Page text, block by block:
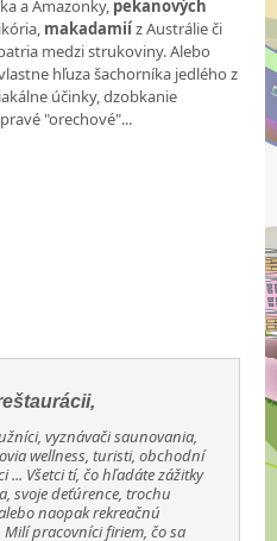
a Amazonky, pekanových
makadamiíz Austrálie či
medzi strukoviny. Alebo
hľuza šachorníka jedlého z
účinky, dzobkanie
"orechové"...
vyznávači saunovania,
wellness, turisti, obchodní
... Všetci tí, čo hľadáte zážitky
svoje deťúrence, trochu
naopak rekreačnú
Milí pracovníci firiem, čo sa